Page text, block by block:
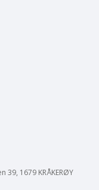
39, 1679 KRÅKERØY